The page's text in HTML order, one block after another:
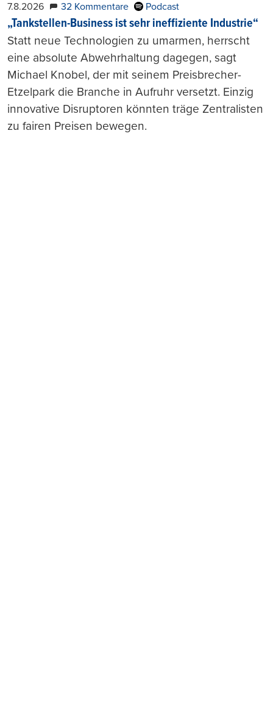
7.8.2026 32 Kommentare Podcast
„Tankstellen-Business ist sehr ineffiziente Industrie“
Statt neue Technologien zu umarmen, herrscht
eine absolute Abwehrhaltung dagegen, sagt
Michael Knobel, der mit seinem Preisbrecher-
Etzelpark die Branche in Aufruhr versetzt. Einzig
innovative Disruptoren könnten träge Zentralisten
zu fairen Preisen bewegen.